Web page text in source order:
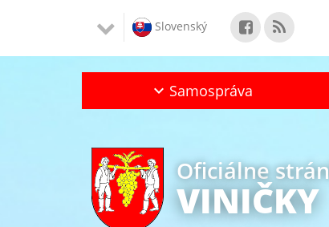
Slovenský
Samospráva
Oficiálne
VINIČKY